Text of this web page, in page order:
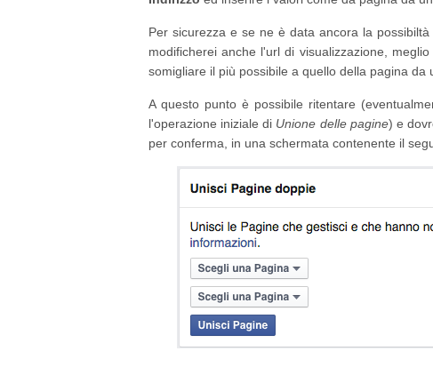
Per sicurezza e se ne è data ancora la
modificherei anche l'url di visualizzazione,
somigliare il più possibile a quello della pagina da
A questo punto è possibile ritentare
l'operazione iniziale di Unione delle pagine) e
per conferma, in una schermata contenente il